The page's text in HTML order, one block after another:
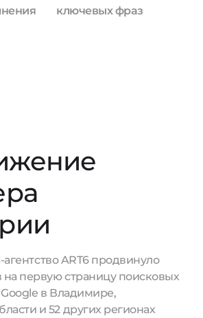
ключевых фраз
агентство ART6 продвинуло
на первую страницу поисковых
в Владимире,
и 52 других регионах